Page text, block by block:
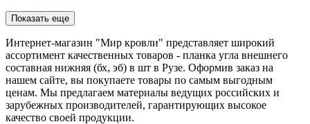
Показать еще
Интернет-магазин "Мир кровли" представляет широкий
ассортимент качественных товаров - планка угла внешнего
составная нижняя (бх, эб) в шт в Рузе. Оформив заказ на
нашем сайте, вы покупаете товары по самым выгодным
ценам. Мы предлагаем материалы ведущих российских и
зарубежных производителей, гарантирующих высокое
качество своей продукции.